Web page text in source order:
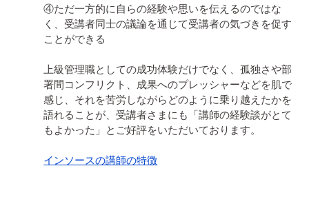
④ただ一方的に自らの経験や思いを伝えるのではな
く、受講者同士の議論を通じて受講者の気づきを促す
ことができる
上級管理職としての成功体験だけでなく、孤独さや部
署間コンフリクト、成果へのプレッシャーなどを肌で
感じ、それを苦労しながらどのように乗り越えたかを
語れることが、受講者さまにも「講師の経験談がとて
もよかった」とご好評をいただいております。
インソースの講師の特徴